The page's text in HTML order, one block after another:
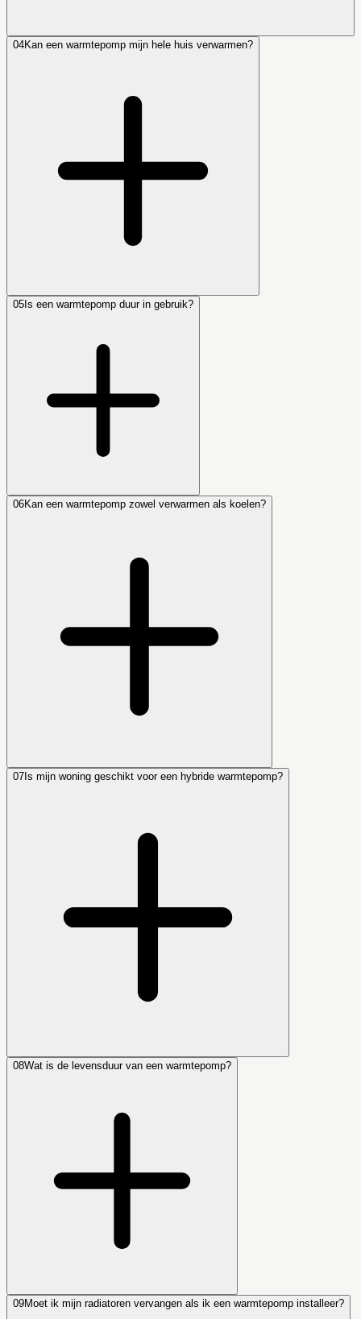
04Kan een warmtepomp mijn hele huis verwarmen?
05 Is een warmtepomp duur in gebruik?
06Kan een warmtepomp zowel verwarmen als koelen?
07 Is mijn woning geschikt voor een hybride warmtepomp?
08Wat is de levensduur van een warmtepomp?
09Moet ik mijn radiatoren vervangen als ik een warmtepomp installeer?